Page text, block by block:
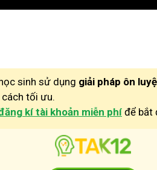
sinh sử dụng giải pháp ôn
tối ưu.
kí tài khoản miễn phí để bắt